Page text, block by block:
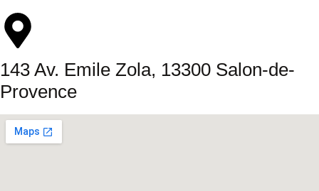
143 Av. Emile Zola, 13300 Salon-de-
Provence